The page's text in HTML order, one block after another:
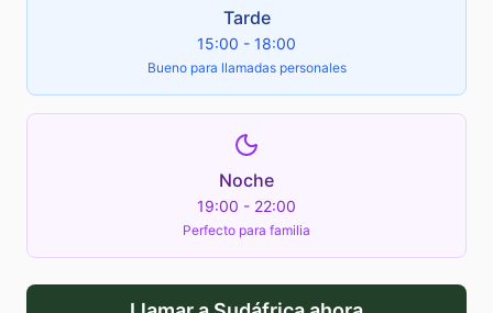
Tarde
15:00 - 18:00
Bueno para llamadas personales
Noche
19:00 - 22:00
Perfecto para familia